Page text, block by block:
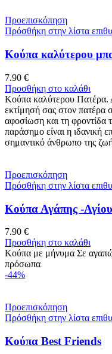
Προεπισκόπηση
Πρόσθήκη στην λίστα
Κούπα καλύτερου
7.90 €
Προσθήκη στο καλάθι
Κούπα καλύτερου Πατέρα.
εκτίμησή σας στον πατέρα
αφοσίωση και τη
παράσημο είναι η ιδανική
σημαντικό άνθρωπο της
Προεπισκόπηση
Πρόσθήκη στην λίστα
Κούπα Αγάπης -Αγίου
7.90 €
Προσθήκη στο καλάθι
Κούπα με μήνυμα Σε αγαπώ
πρόσωπα
-44%
Προεπισκόπηση
Πρόσθήκη στην λίστα
Κούπα Best Friends